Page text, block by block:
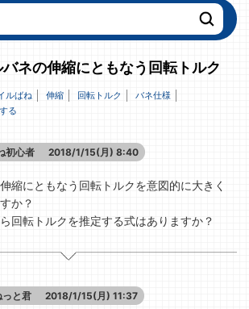
ネの伸縮にともなう回転トルク
ルばね 伸縮 回転トルク
バネ仕様
る
初心者 2018/1/15(月) 8:40
縮にともなう回転トルクを意図的に大きく
か？
回転トルクを推定する式はありますか？
っと君 2018/1/15(月) 11:37